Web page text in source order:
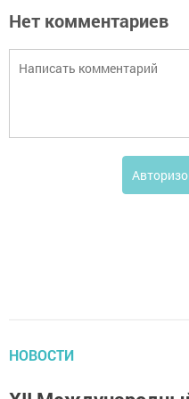
Нет комментариев
НОВОСТИ